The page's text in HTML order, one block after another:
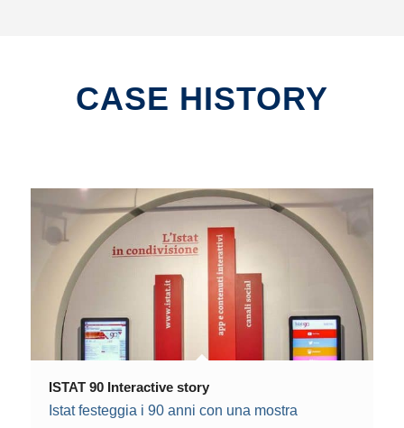
CASE HISTORY
ISTAT 90 Interactive story
Istat festeggia i 90 anni con una mostra